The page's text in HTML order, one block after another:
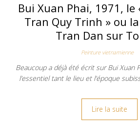
Bui Xuan Phai, 1971,
Tran Quy Trinh » ou
Tran Dan sur
Peinture vietnamienne
Beaucoup a déjà été écrit sur Bui Xuan
l’essentiel tant le lieu et l’époque
Lire la suite